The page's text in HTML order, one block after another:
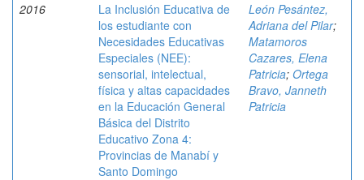
2016
La Inclusión Educativa de
los estudiante con
Necesidades Educativas
Especiales (NEE):
sensorial, intelectual,
física y altas capacidades
en la Educación General
Básica del Distrito
Educativo Zona 4:
Provincias de Manabí y
Santo Domingo
León Pesántez,
Adriana del Pilar;
Matamoros
Cazares, Elena
Patricia; Ortega
Bravo, Janneth
Patricia